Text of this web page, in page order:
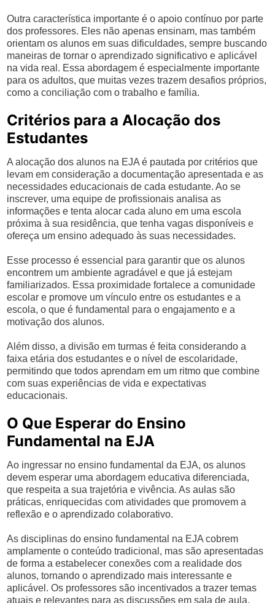
Outra característica importante é o apoio contínuo por parte
dos professores. Eles não apenas ensinam, mas também
orientam os alunos em suas dificuldades, sempre buscando
maneiras de tornar o aprendizado significativo e aplicável
na vida real. Essa abordagem é especialmente importante
para os adultos, que muitas vezes trazem desafios próprios,
como a conciliação com o trabalho e família.
Critérios para a Alocação dos
Estudantes
A alocação dos alunos na EJA é pautada por critérios que
levam em consideração a documentação apresentada e as
necessidades educacionais de cada estudante. Ao se
inscrever, uma equipe de profissionais analisa as
informações e tenta alocar cada aluno em uma escola
próxima à sua residência, que tenha vagas disponíveis e
ofereça um ensino adequado às suas necessidades.
Esse processo é essencial para garantir que os alunos
encontrem um ambiente agradável e que já estejam
familiarizados. Essa proximidade fortalece a comunidade
escolar e promove um vínculo entre os estudantes e a
escola, o que é fundamental para o engajamento e a
motivação dos alunos.
Além disso, a divisão em turmas é feita considerando a
faixa etária dos estudantes e o nível de escolaridade,
permitindo que todos aprendam em um ritmo que combine
com suas experiências de vida e expectativas
educacionais.
O Que Esperar do Ensino
Fundamental na EJA
Ao ingressar no ensino fundamental da EJA, os alunos
devem esperar uma abordagem educativa diferenciada,
que respeita a sua trajetória e vivência. As aulas são
práticas, enriquecidas com atividades que promovem a
reflexão e o aprendizado colaborativo.
As disciplinas do ensino fundamental na EJA cobrem
amplamente o conteúdo tradicional, mas são apresentadas
de forma a estabelecer conexões com a realidade dos
alunos, tornando o aprendizado mais interessante e
aplicável. Os professores são incentivados a trazer temas
atuais e relevantes para as discussões em sala de aula,